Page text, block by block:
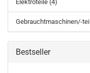
Elektroteile (4)
Gebrauchtmaschinen/-
Bestseller